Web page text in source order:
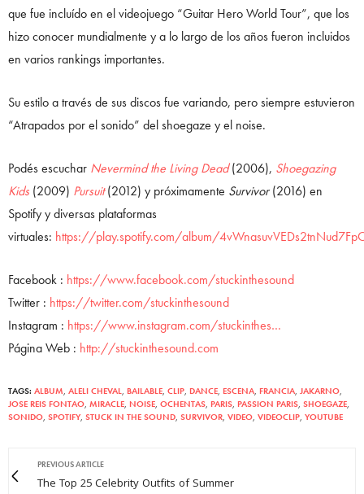
que fue incluído en el videojuego “Guitar Hero World Tour”, que los
hizo conocer mundialmente y a lo largo de los años fueron incluidos
en varios rankings importantes.
Su estilo a través de sus discos fue variando, pero siempre estuvieron
“Atrapados por el sonido” del shoegaze y el noise.
Podés escuchar Nevermind the Living Dead(2006), Shoegazing
Kids (2009) Pursuit(2012) y próximamente Survivor(2016) en
Spotify y diversas plataformas
virtuales: https://play.spotify.com/album/
Facebook : https://www.facebook.com/stuckinthesound
Twitter : https://twitter.com/stuckinthesound
Instagram : https://www.instagram.com/stuckinthes…
Página Web : http://stuckinthesound.com
TAGS: ALBUM ALELI CHEVAL BAILABLE CLIP DANCE ESCENA FRANCIA JAKARNO
JOSE REIS FONTAO MIRACLE NOISE OCHENTAS PARIS PASSION PARIS SHOEGAZE
SONIDO SPOTIFY, STUCK IN THE SOUND SURVIVOR VIDEO VIDEOCLIP YOUTUBE
PREVIOUS ARTICLE
The Top 25 Celebrity Outfits of Summer